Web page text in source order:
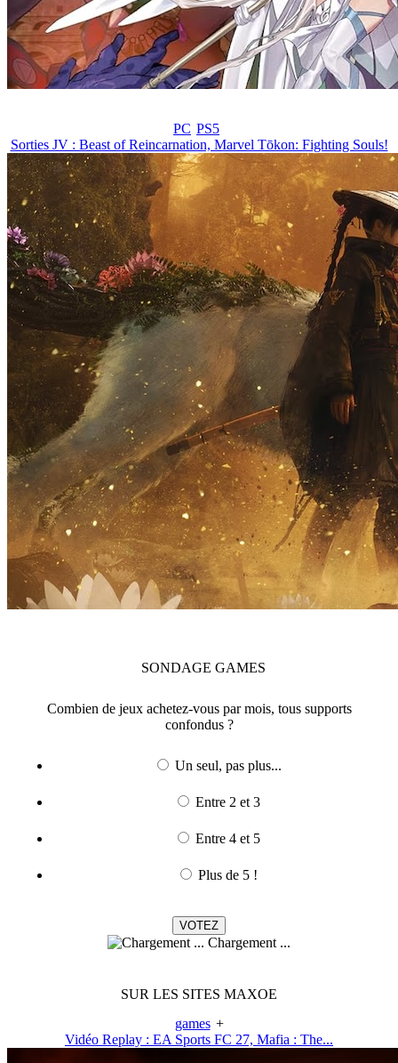
PC PS5
Sorties JV : Beast of Reincarnation, Marvel Tōkon: Fighting Souls!
SONDAGE GAMES
Combien de jeux achetez-vous par mois, tous supports
confondus ?
Un seul, pas plus...
Entre 2 et 3
Entre 4 et 5
Plus de 5 !
Chargement ...
SUR LES SITES MAXOE
games +
Vidéo Replay : EA Sports FC 27, Mafia : The...